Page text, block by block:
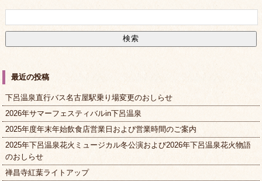
最近の投稿
下呂温泉直行バス名古屋駅乗り場変更のおしらせ
2026年サマーフェスティバルin下呂温泉
2025年度年末年始飲食店営業日および営業時間のご案内
2025年下呂温泉花火ミュージカル冬公演および2026年下呂温泉花火物語
のおしらせ
禅昌寺紅葉ライトアップ